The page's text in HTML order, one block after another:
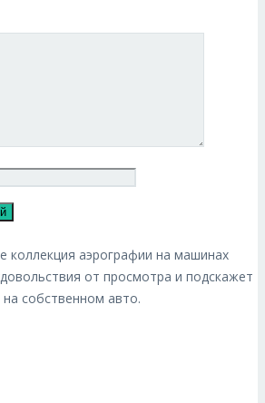
коллекция аэрографии на машинах
от просмотра и подскажет
собственном авто.